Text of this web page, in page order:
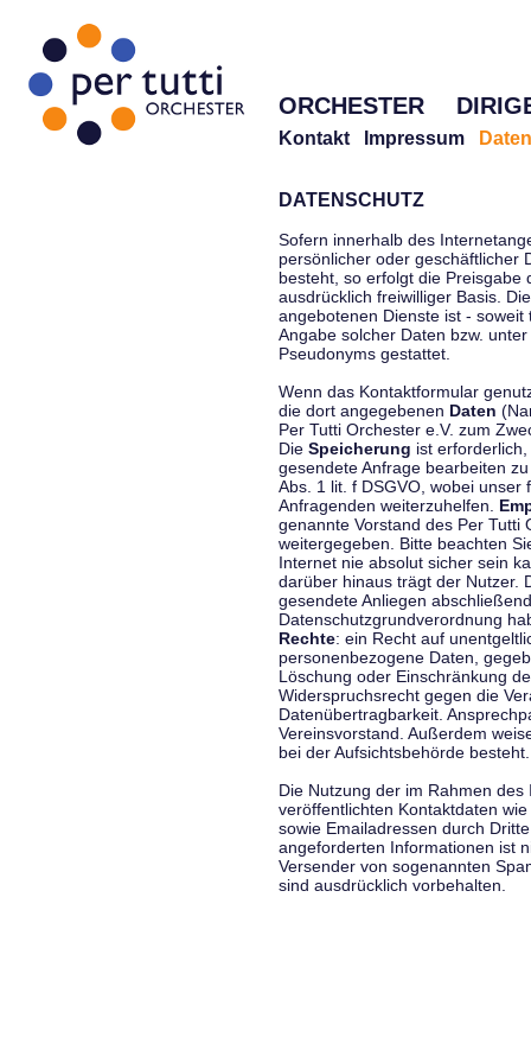
ORCHESTER
Kontakt Impressum
DATENSCHUTZ
Sofern innerhalb des
persönlicher oder geschäftlicher
besteht, so erfolgt die Preisgabe
ausdrücklich freiwilliger Basis.
angebotenen Dienste ist -
Angabe solcher Daten bzw.
Pseudonyms gestattet.
Wenn das Kontaktformular
die dort angegebenen Daten
Per Tutti Orchester e.V. zum
Die Speicherung ist
gesendete Anfrage bearbeiten
Abs. 1 lit. f DSGVO, wobei
Anfragenden weiterzuhelfen.
genannte Vorstand des Per Tutti
weitergegeben. Bitte beachten
Internet nie absolut sicher sein
darüber hinaus trägt der Nutzer.
gesendete Anliegen
Datenschutzgrundverordnung
Rechte: ein Recht auf
personenbezogene Daten,
Löschung oder Einschränkung
Widerspruchsrecht gegen die
Datenübertragbarkeit.
Vereinsvorstand. Außerdem
bei der Aufsichtsbehörde besteht.
Die Nutzung der im Rahmen
veröffentlichten Kontaktdaten
sowie Emailadressen durch
angeforderten Informationen ist
Versender von sogenannten
sind ausdrücklich vorbehalten.